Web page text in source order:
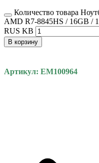
Количество товара
AMD R7-8845HS / 16GB /
RUS KB
В корзину
Артикул: EM100964